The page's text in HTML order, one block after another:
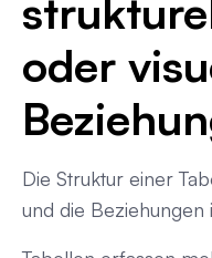
oder
Die Struktur einer
und die